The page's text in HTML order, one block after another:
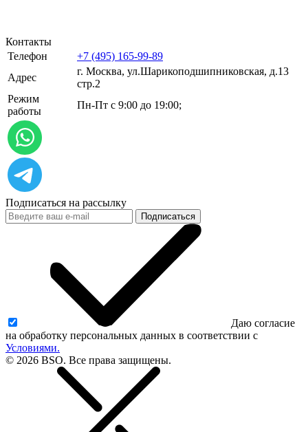
Контакты
Телефон
+7 (495) 165-99-89
Адрес
г. Москва, ул.​​Шарикоподшипниковская, д.13
стр.2
Режим
работы
Пн-Пт с 9:00 до 19:00;
Подписаться на рассылку
Подписаться
Даю согласие
на обработку персональных данных в соответствии с
Условиями.
© 2026 BSO. Все права защищены.